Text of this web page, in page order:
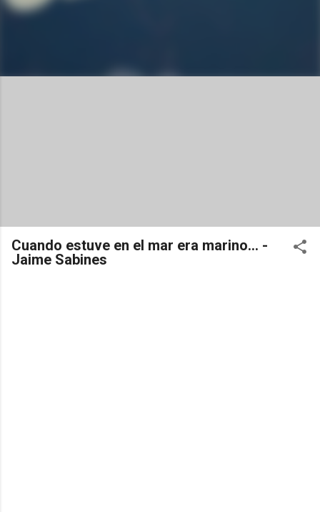
Cuando estuve en el mar era marino... -
Jaime Sabines